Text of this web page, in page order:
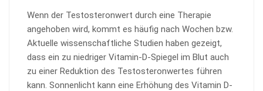
Wenn der Testosteronwert durch eine Therapie
angehoben wird, kommt es häufig nach Wochen bzw.
Aktuelle wissenschaftliche Studien haben gezeigt,
dass ein zu niedriger Vitamin-D-Spiegel im Blut auch
zu einer Reduktion des Testosteronwertes führen
kann. Sonnenlicht kann eine Erhöhung des Vitamin D-